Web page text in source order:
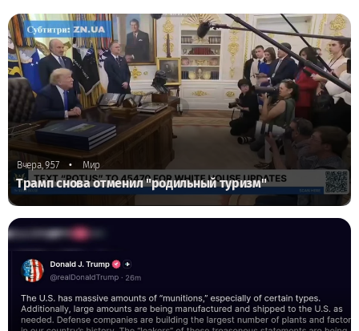
Вчера, 9:57 • Мир
Трамп снова отменил "родильный туризм"